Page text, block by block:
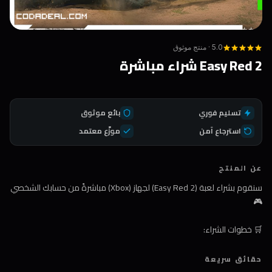
5.0 · منتج موثوق
Easy Red 2 شراء مباشرة
تسليم فوري
بائع موثوق
استرجاع آمن
موزّع معتمد
عن المنتج
سنقوم بشراء لعبة (Easy Red 2) لجهاز (Xbox) مباشرةً من حسابك الشخصي
🎮
🛒 خطوات الشراء:
1️⃣ اضغط على زر الشراء
حقائق سريعة